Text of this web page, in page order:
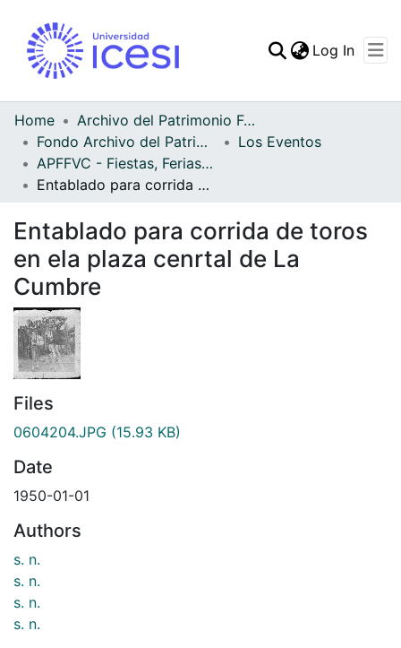
Statistics
Log In
Home
Archivo del Patrimonio Fotográfico y Fílmico del Valle del Cauca
Fondo Archivo del Patrimonio Fotográfico y Fílmico del Valle del Cauca
Los Eventos
APFFVC - Fiestas, Ferias y Carnavales - Patrimonial
Entablado para corrida de toros en ela plaza cenrtal de La Cumbre
Entablado para corrida de toros
en ela plaza cenrtal de La
Cumbre
Files
0604204.JPG (15.93 KB)
Date
1950-01-01
Authors
s. n.
s. n.
s. n.
s. n.